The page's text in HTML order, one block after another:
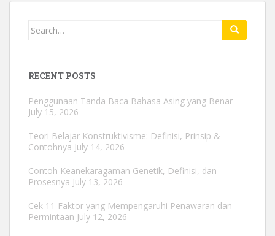
Search
RECENT POSTS
Penggunaan Tanda Baca Bahasa Asing yang Benar
July 15, 2026
Teori Belajar Konstruktivisme: Definisi, Prinsip &
Contohnya July 14, 2026
Contoh Keanekaragaman Genetik, Definisi, dan
Prosesnya July 13, 2026
Cek 11 Faktor yang Mempengaruhi Penawaran dan
Permintaan July 12, 2026